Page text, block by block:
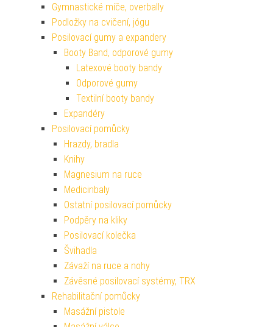
Gymnastické míče, overbally
Podložky na cvičení, jógu
Posilovací gumy a expandery
Booty Band, odporové gumy
Latexové booty bandy
Odporové gumy
Textilní booty bandy
Expandéry
Posilovací pomůcky
Hrazdy, bradla
Knihy
Magnesium na ruce
Medicinbaly
Ostatní posilovací pomůcky
Podpěry na kliky
Posilovací kolečka
Švihadla
Závaží na ruce a nohy
Závěsné posilovací systémy, TRX
Rehabilitační pomůcky
Masážní pistole